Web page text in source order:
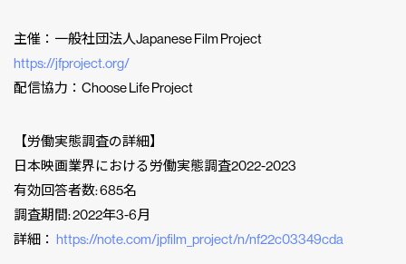
主催：一般社団法人Japanese Film Project
https://jfproject.org/
配信協力：Choose Life Project
【労働実態調査の詳細】
日本映画業界における労働実態調査2022-2023
有効回答者数: 685名
調査期間: 2022年3-6月
詳細： https://note.com/jpfilm_project/n/nf22c03349cda